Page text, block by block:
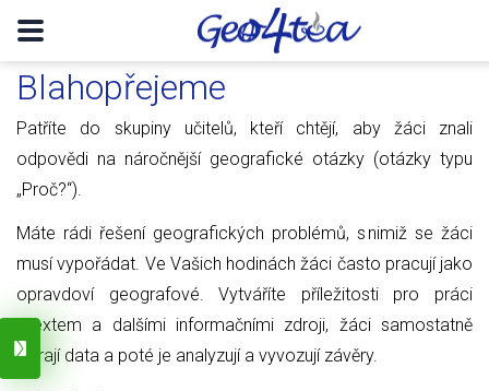
Blahopřejeme
Patříte do skupiny učitelů, kteří chtějí, aby žáci znali
odpovědi na náročnější geografické otázky (otázky typu
„Proč?“).
Máte rádi řešení geografických problémů, s nimiž se žáci
musí vypořádat. Ve Vašich hodinách žáci často pracují jako
opravdoví geografové. Vytváříte příležitosti pro práci
s textem a dalšími informačními zdroji, žáci samostatně
sbírají data a poté je analyzují a vyvozují závěry.